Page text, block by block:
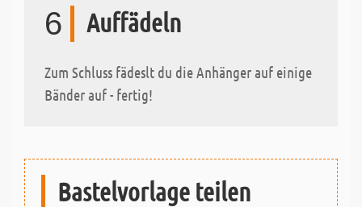
6 Auffädeln
Zum Schluss fädeslt du die Anhänger auf einige
Bänder auf - fertig!
Bastelvorlage teilen